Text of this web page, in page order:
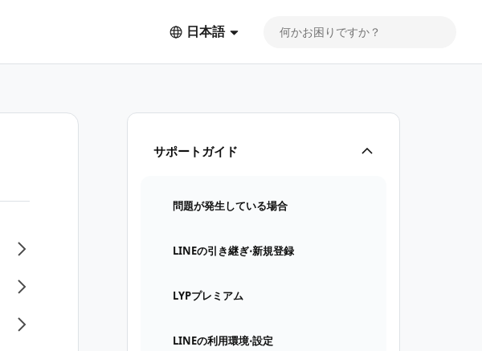
日本語
サポートガイド
問題が発生している場合
LINEの引き継ぎ⋅新規登録
LYPプレミアム
LINEの利用環境⋅設定